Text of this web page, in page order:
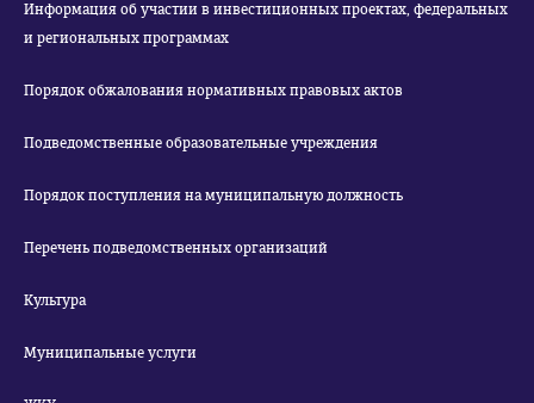
Информация об участии в инвестиционных проектах, федеральных
и региональных программах
Порядок обжалования нормативных правовых актов
Подведомственные образовательные учреждения
Порядок поступления на муниципальную должность
Перечень подведомственных организаций
Культура
Муниципальные услуги